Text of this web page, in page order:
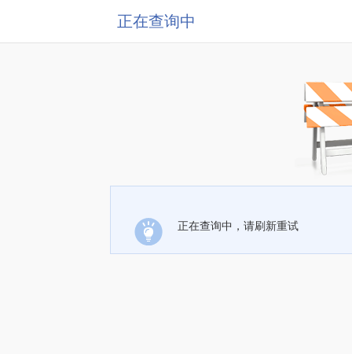
正在查询中
正在查询中，请刷新重试